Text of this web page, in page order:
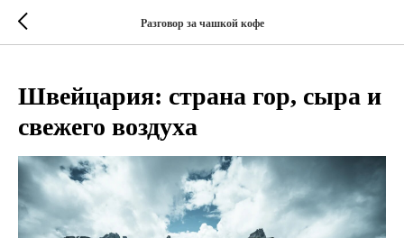
Разговор за чашкой кофе
Швейцария: страна гор, сыра и
свежего воздуха